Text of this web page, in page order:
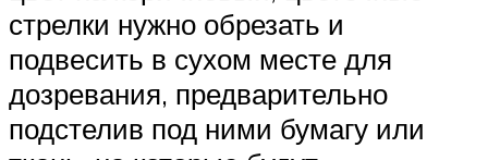
стрелки нужно обрезать и
подвесить в сухом месте для
дозревания, предварительно
подстелив под ними бумагу или